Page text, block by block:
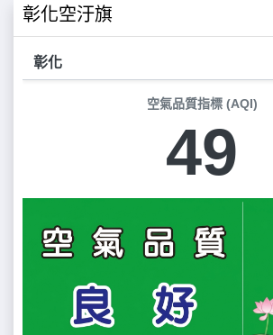
彰化空汙旗
空氣品質指標 (AQI)
49